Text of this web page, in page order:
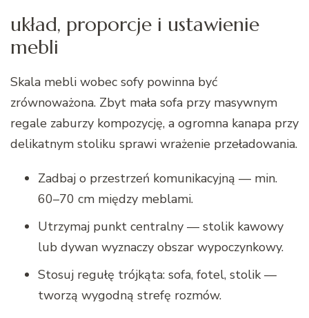
układ, proporcje i ustawienie
mebli
Skala mebli wobec sofy powinna być
zrównoważona. Zbyt mała sofa przy masywnym
regale zaburzy kompozycję, a ogromna kanapa przy
delikatnym stoliku sprawi wrażenie przeładowania.
Zadbaj o przestrzeń komunikacyjną — min.
60–70 cm między meblami.
Utrzymaj punkt centralny — stolik kawowy
lub dywan wyznaczy obszar wypoczynkowy.
Stosuj regułę trójkąta: sofa, fotel, stolik —
tworzą wygodną strefę rozmów.